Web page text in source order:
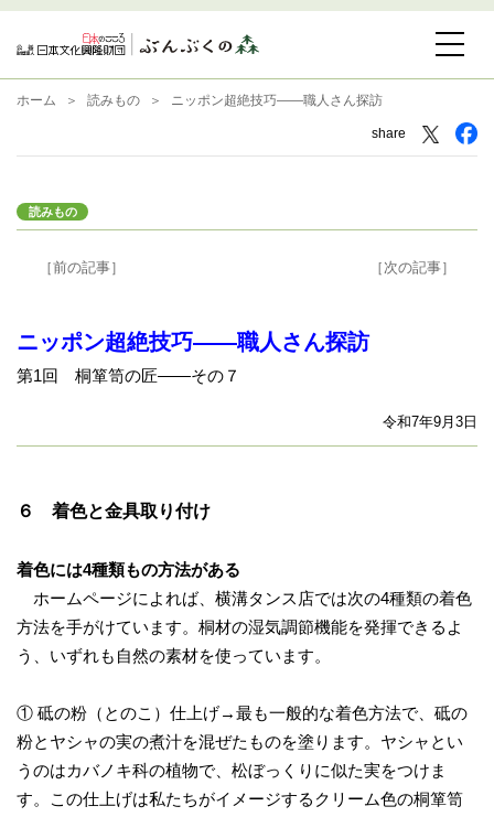
ホーム 読みもの ニッポン超絶技巧――職人さん探訪
share
読みもの
［前の記事］ ［次の記事］
ニッポン超絶技巧――職人さん探訪
第1回 桐箪笥の匠――その７
令和7年9月3日
６ 着色と金具取り付け
着色には4種類もの方法がある
ホームページによれば、横溝タンス店では次の4種類の着色
方法を手がけています。桐材の湿気調節機能を発揮できるよ
う、いずれも自然の素材を使っています。
① 砥の粉（とのこ）仕上げ→最も一般的な着色方法で、砥の
粉とヤシャの実の煮汁を混ぜたものを塗ります。ヤシャとい
うのはカバノキ科の植物で、松ぼっくりに似た実をつけま
す。この仕上げは私たちがイメージするクリーム色の桐箪笥